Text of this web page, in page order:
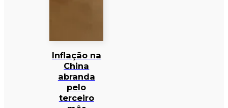
Inflação na
China
abranda
pelo
terceiro